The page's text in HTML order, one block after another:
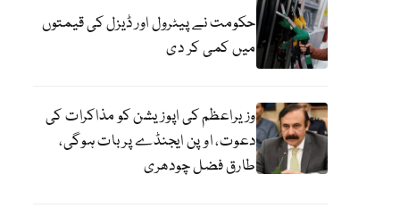
حکومت نے پیٹرول اور ڈیزل کی قیمتوں
میں کمی کر دی
وزیراعظم کی اپوزیشن کو مذاکرات کی
دعوت، اوپن ایجنڈے پر بات ہوگی،
طارق فضل چودھری